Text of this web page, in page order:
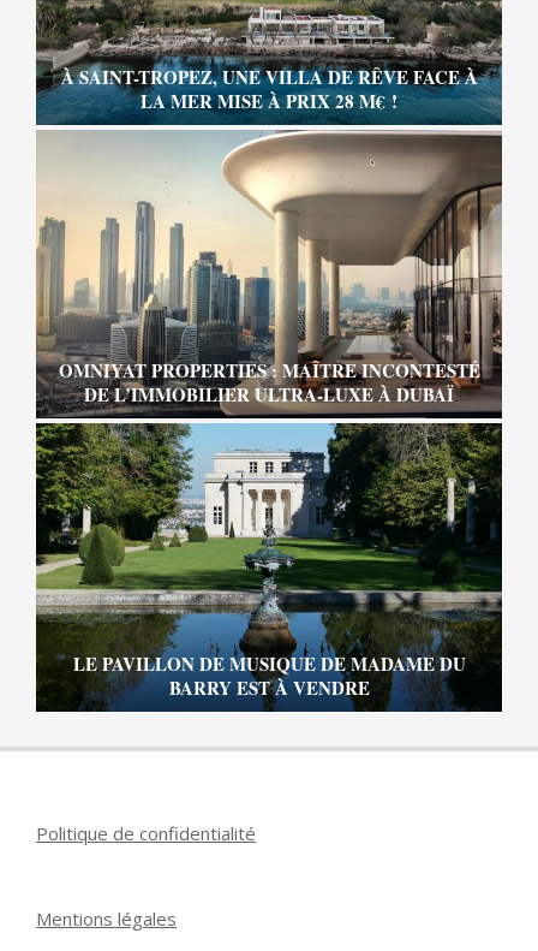
À SAINT-TROPEZ, UNE VILLA DE RÊVE FACE À
LA MER MISE À PRIX 28 M€ !
OMNIYAT PROPERTIES : MAÎTRE INCONTESTÉ
DE L’IMMOBILIER ULTRA-LUXE À DUBAÏ
LE PAVILLON DE MUSIQUE DE MADAME DU
BARRY EST À VENDRE
Politique de confidentialité
Mentions légales